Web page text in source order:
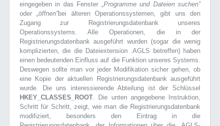
eingegeben in das Fenster „Programme und Dateien suchen”
oder„öffnen”bei älteren Operationssystemen, gibt uns den
Zugang zur Registrierungsdatenbank unseres
Operationssystems. Alle Operationen, die in der
Registrierungsdatenbank ausgeführt wurden (sogar die wenig
komplizierten, die die Dateiextension .AGLS betreffen) haben
einen bedeutenden Einfluss auf die Funktion unseres Systems.
Deswegen sollte man vor jeder Modifikation sicher gehen, ob
eine Kopie der aktuellen Registrierungsdatenbank ausgeführt
wurde. Die uns interessierende Abteilung ist der Schlüssel
HKEY_CLASSES_ROOT. Die unten angegebene Instruktion,
Schritt für Schritt, zeigt, wie man die Registrierungsdatenbank
modifiziert, besonders den Eintrag in die